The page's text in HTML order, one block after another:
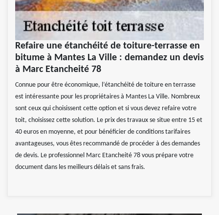
Refaire une étanchéité de toiture-terrasse en
bitume à Mantes La Ville : demandez un devis
à Marc Etancheité 78
Connue pour être économique, l’étanchéité de toiture en terrasse
est intéressante pour les propriétaires à Mantes La Ville. Nombreux
sont ceux qui choisissent cette option et si vous devez refaire votre
toit, choisissez cette solution. Le prix des travaux se situe entre 15 et
40 euros en moyenne, et pour bénéficier de conditions tarifaires
avantageuses, vous êtes recommandé de procéder à des demandes
de devis. Le professionnel Marc Etancheité 78 vous prépare votre
document dans les meilleurs délais et sans frais.